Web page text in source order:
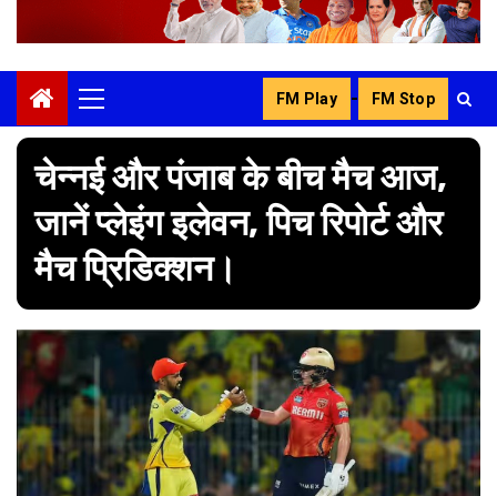
Primary
Menu
FM Play - FM Stop
चेन्नई और पंजाब के बीच मैच आज,
जानें प्लेइंग इलेवन, पिच रिपोर्ट और
मैच प्रिडिक्शन।